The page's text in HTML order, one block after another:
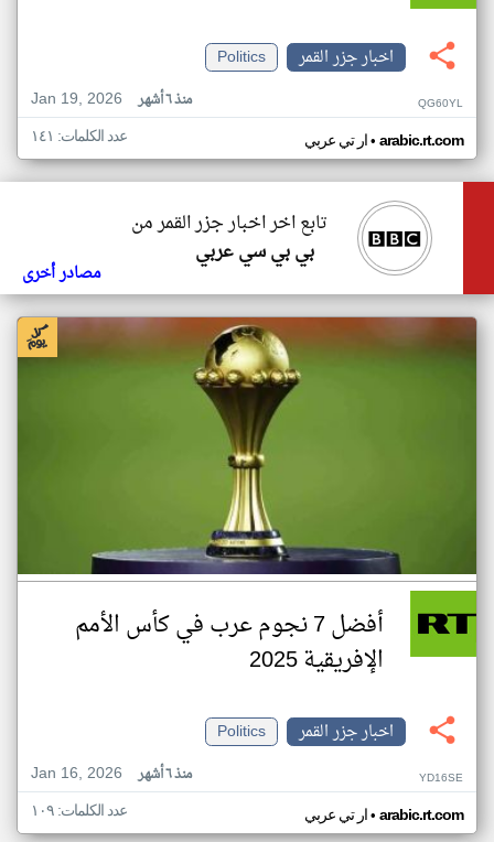
اخبار جزر القمر
Politics
Jan 19, 2026
منذ ٦ أشهر QG60YL
ار تي عربي• arabic.rt.com عدد الكلمات: ١٤١
تابع اخر اخبار جزر القمر من
بي بي سي عربي
مصادر أخرى
أفضل 7 نجوم عرب في كأس الأمم
الإفريقية 2025
اخبار جزر القمر
Politics
Jan 16, 2026
منذ ٦ أشهر YD16SE
ار تي عربي• arabic.rt.com عدد الكلمات: ١٠٩